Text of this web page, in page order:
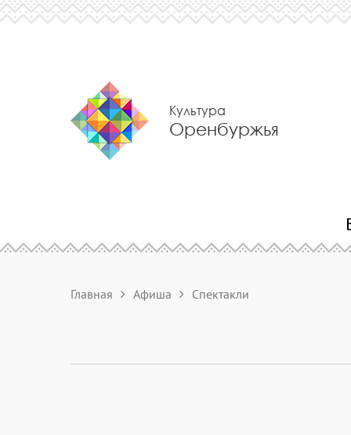
Культура
Оренбуржья
Главная Афиша Спектакли